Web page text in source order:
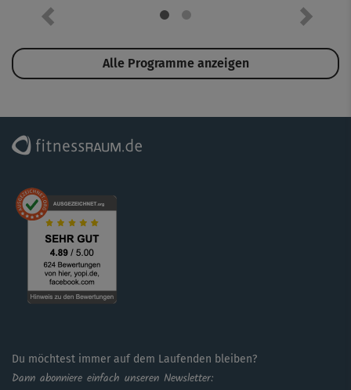
Vorheriges Element
Alle Programme anzeigen
Du möchtest immer auf dem Laufenden bleiben?
Dann abonniere einfach unseren Newsletter: